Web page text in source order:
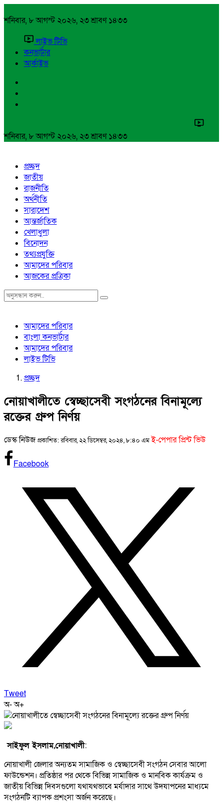
শনিবার, ৮ আগস্ট ২০২৬, ২৩ শ্রাবণ ১৪৩৩
লাইভ টিভি
কনভার্টার
আর্কাইভ
শনিবার, ৮ আগস্ট ২০২৬, ২৩ শ্রাবণ ১৪৩৩
প্রচ্ছদ
জাতীয়
রাজনীতি
অর্থনীতি
সারাদেশ
আন্তর্জাতিক
খেলাধুলা
বিনোদন
তথ্যপ্রযুক্তি
আমাদের পরিবার
আজকের প্রত্রিকা
আমাদের পরিবার
বাংলা কনভার্টার
আমাদের পরিবার
লাইভ টিভি
প্রচ্ছদ
নোয়াখালীতে স্বেচ্ছাসেবী সংগঠনের বিনামূল্যে
রক্তের গ্রুপ নির্ণয়
ডেস্ক নিউজপ্রকাশিত: রবিবার, ২২ ডিসেম্বর, ২০২৪, ৮:৪০ এম ই-পেপার প্রিন্ট ভিউ
Facebook
Tweet
অ-অ+
সাইফুল ইসলাম,নোয়াখালী:
নোয়াখালী জেলার অন্যতম সামাজিক ও স্বেচ্ছাসেবী সংগঠন সেবার আলো
ফাউন্ডেশন। প্রতিষ্ঠার পর থেকে বিভিন্ন সামাজিক ও মানবিক কার্যক্রম ও
জাতীয় বিভিন্ন দিবসগুলো যথাযথভাবে মর্যাদার সাথে উদযাপনের মাধ্যমে
সংগঠনটি ব্যাপক প্রশংসা অর্জন করেছে।